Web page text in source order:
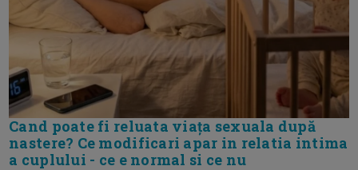
Cand poate fi reluata viața sexuala după
nastere? Ce modificari apar in relatia intima
a cuplului - ce e normal si ce nu